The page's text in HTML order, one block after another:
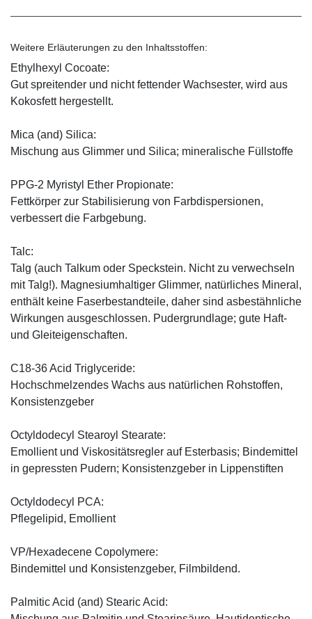
Weitere Erläuterungen zu den Inhaltsstoffen:
Ethylhexyl Cocoate:
Gut spreitender und nicht fettender Wachsester, wird aus
Kokosfett hergestellt.
Mica (and) Silica:
Mischung aus Glimmer und Silica; mineralische Füllstoffe
PPG-2 Myristyl Ether Propionate:
Fettkörper zur Stabilisierung von Farbdispersionen,
verbessert die Farbgebung.
Talc:
Talg (auch Talkum oder Speckstein. Nicht zu verwechseln
mit Talg!). Magnesiumhaltiger Glimmer, natürliches Mineral,
enthält keine Faserbestandteile, daher sind asbestähnliche
Wirkungen ausgeschlossen. Pudergrundlage; gute Haft-
und Gleiteigenschaften.
C18-36 Acid Triglyceride:
Hochschmelzendes Wachs aus natürlichen Rohstoffen,
Konsistenzgeber
Octyldodecyl Stearoyl Stearate:
Emollient und Viskositätsregler auf Esterbasis; Bindemittel
in gepressten Pudern; Konsistenzgeber in Lippenstiften
Octyldodecyl PCA:
Pflegelipid, Emollient
VP/Hexadecene Copolymere:
Bindemittel und Konsistenzgeber, Filmbildend.
Palmitic Acid (and) Stearic Acid: